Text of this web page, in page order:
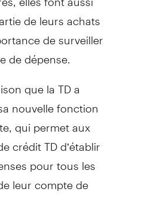
de leurs achats
de surveiller
de dépense.
que la TD a
nouvelle fonction
qui permet aux
crédit TD d’établir
pour tous les
leur compte de